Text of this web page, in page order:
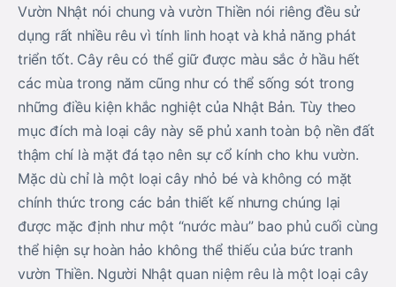
Vườn Nhật nói chung và vườn Thiền nói riêng đều sử
dụng rất nhiều rêu vì tính linh hoạt và khả năng phát
triển tốt. Cây rêu có thể giữ được màu sắc ở hầu hết
các mùa trong năm cũng như có thể sống sót trong
những điều kiện khắc nghiệt của Nhật Bản. Tùy theo
mục đích mà loại cây này sẽ phủ xanh toàn bộ nền đất
thậm chí là mặt đá tạo nên sự cổ kính cho khu vườn.
Mặc dù chỉ là một loại cây nhỏ bé và không có mặt
chính thức trong các bản thiết kế nhưng chúng lại
được mặc định như một “nước màu” bao phủ cuối cùng
thể hiện sự hoàn hảo không thể thiếu của bức tranh
vườn Thiền. Người Nhật quan niệm rêu là một loại cây